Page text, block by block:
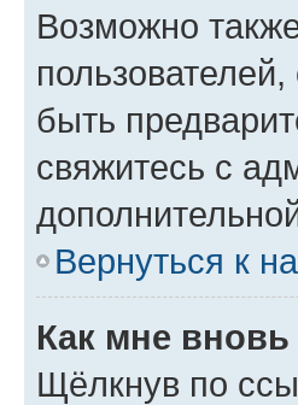
Возможно
быть
свяжитесь с
Вернуться к
Как мне
Щёлкнув по